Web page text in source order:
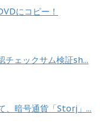
にコピー！
チェックサム検証sh...
、暗号通貨「Storj」...